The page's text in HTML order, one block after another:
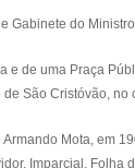
Gabinete do
e de uma Praça
São Cristóvão, no
Mota, em
Imparcial, Folha